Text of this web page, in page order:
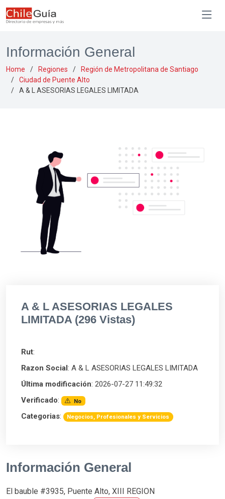
Información General
Home Regiones
Región de Metropolitana de Santiago
Ciudad de Puente Alto
A & L ASESORIAS LEGALES LIMITADA
A & L ASESORIAS LEGALES
LIMITADA (296 Vistas)
Rut:
Razon Social : A & L ASESORIAS LEGALES LIMITADA
Última modificación: 2026-07-27 11:49:32
Verificado: No
Categorias: Negocios, Profesionales y Servicios
Información General
El bauble #3935, Puente Alto, XIII REGION